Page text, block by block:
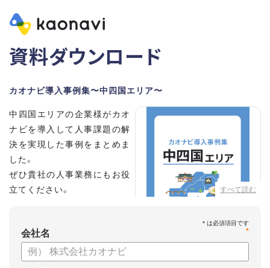
資料ダウンロード
カオナビ導入事例集〜中四国エリア〜
すべて読む
中四国エリアの企業様がカオ
ナビを導入して人事課題の解
決を実現した事例をまとめま
した。
ぜひ貴社の人事業務にもお役
立てください。
*
会社名